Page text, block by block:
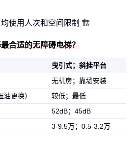
使用人次和空间限制 🏗️
合适的无障碍电梯？
曳引式；斜挂平台
无机房；靠墙安装
油更换）
较低；最低
52dB；45dB
3-9.5万；0.5-3.2万